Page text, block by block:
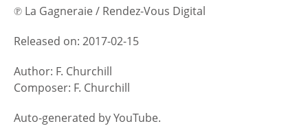
℗ La Gagneraie / Rendez-Vous Digital
Released on: 2017-02-15
Author: F. Churchill
Composer: F. Churchill
Auto-generated by YouTube.